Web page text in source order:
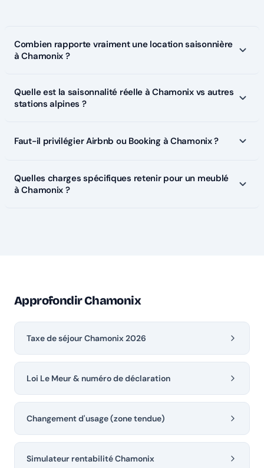
Combien rapporte vraiment une location saisonnière
à Chamonix ?
Quelle est la saisonnalité réelle à Chamonix vs autres
stations alpines ?
Faut-il privilégier Airbnb ou Booking à Chamonix ?
Quelles charges spécifiques retenir pour un meublé
à Chamonix ?
Approfondir Chamonix
Taxe de séjour Chamonix 2026
Loi Le Meur & numéro de déclaration
Changement d'usage (zone tendue)
Simulateur rentabilité Chamonix